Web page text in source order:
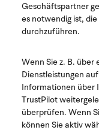
Geschäftspartner
es notwendig ist,
durchzuführen.
Wenn Sie z. B. über
Dienstleistungen
Informationen über
TrustPilot
überprüfen. Wenn
können Sie aktiv